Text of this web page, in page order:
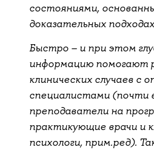
состояниями,
доказательных
Быстро – и при этом
информацию помогают
клинических случаев с
специалистами (почти
преподаватели на
практикующие врачи и
психологи, прим.ред).